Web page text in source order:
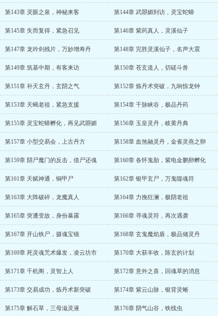
第143章 灵眼之泉，神秘来客 第144章 武曌媚到访，灵宝蛇蟒
第145章 失而复得，紧急召见 第146章 紫药真人，灵溪仙子
第147章 龙吟剑残片，万妙增寿丹 第148章 完胜灵溪仙子，名声大震
第149章 筑基中期，有客来访 第150章 苍玄道人，切磋斗兽
第151章 补天玄丹，玄阴之气 第152章 炼丹术突破，九响惊龙钟
第153章 天蝎老祖，紧急支援 第154章 千脉峡谷，极品丹药
第155章 灵宝蛇蟒孵化，再见武曌媚 第156章 玉皇灵丹，岐黄丹典
第157章 小型交易会，上古丹方 第158章 血煞融灵丹，金雀灵燕之卵
第159章 阴尸魔门的反击，借尸还魂 第160章 各怀鬼胎，紫电金鹏卵孵化
第161章 天赋神通，铜甲尸 第162章 银甲玄尸，万鬼噬魂符
第163章 大阵破碎，龙魔真人 第164章 力挽狂澜，极阴老祖
第165章 突遭变故，身份暴露 第166章 寻魂灵符，再次遇袭
第167章 开山铁尸，摄魂宝镜 第168章 玄鬼魔焰盾，极品储灵丹
第169章 死灵魂咒术爆发，凌云坊市 第170章 大获丰收，陈玄的计划
第171章 千机阁，灵智上人 第172章 意外之喜，回魂草的消息
第173章 交易成功，炼丹术新突破 第174章 紫云山脉，银背灵蜥
第175章 解石草，三母滋灵液 第176章 阴气山谷，铁线虫